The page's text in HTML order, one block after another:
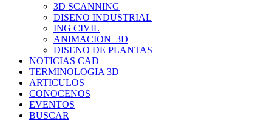
3D SCANNING
DISENO INDUSTRIAL
ING CIVIL
ANIMACION_3D
DISENO DE PLANTAS
NOTICIAS CAD
TERMINOLOGIA 3D
ARTICULOS
CONOCENOS
EVENTOS
BUSCAR